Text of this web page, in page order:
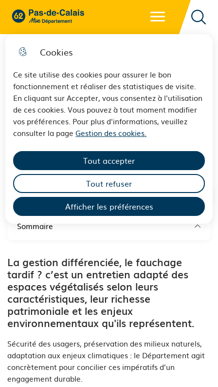
Cookies
Ce site utilise des cookies pour assurer le bon
fonctionnement et réaliser des statistiques de visite.
En cliquant sur Accepter, vous consentez à l'utilisation
de ces cookies. Vous pouvez à tout moment modifier
vos préférences. Pour plus d'informations, veuillez
consulter la pageGestion des cookies.
Afficher les préférences
Tout accepter
Tout refuser
62 - Pas-de-Calais Mon Département - Retour à l'accueil
La gestion différenciée : le bon
équilibre entre sécurité et
biodiversité sur les routes du
Pas-de-Calais
Sommaire
La gestion différenciée, le fauchage
tardif ? c’est un entretien adapté des
espaces végétalisés selon leurs
caractéristiques, leur richesse
patrimoniale et les enjeux
environnementaux qu'ils représentent.
Sécurité des usagers, préservation des milieux naturels,
adaptation aux enjeux climatiques : le Département agit
concrètement pour concilier ces impératifs d’un
engagement durable.